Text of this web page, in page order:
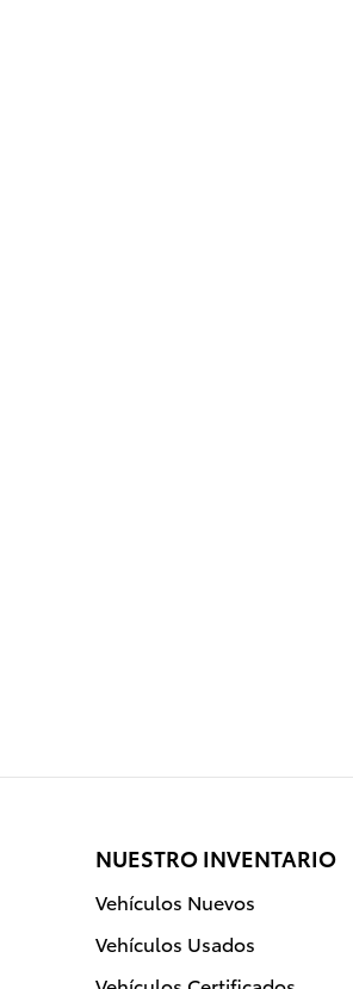
NUESTRO INVENTARIO
Vehículos Nuevos
Vehículos Usados